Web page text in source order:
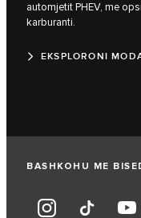
automjetit PHEV, me
karburanti.
EKSPLORONI
BASHKOHU ME